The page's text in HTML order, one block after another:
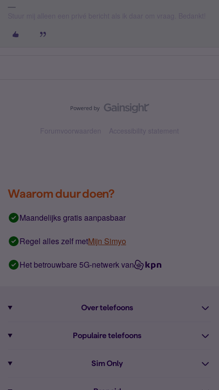
Forumvoorwaarden Accessibility statement
Waarom duur doen?
Maandelijks gratis aanpasbaar
Regel alles zelf metMijn Simyo
Het betrouwbare 5G-netwerk van
Over telefoons
Alle telefoons
Populaire telefoons
Sim Only